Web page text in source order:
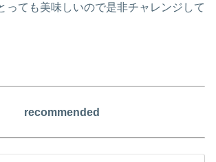
っても美味しいので是非チャレンジして
recommended